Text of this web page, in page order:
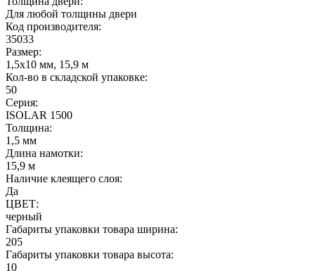
Для любой толщины двери
Код производителя:
35033
Размер:
1,5х10 мм, 15,9 м
Кол-во в складской упаковке:
50
Серия:
ISOLAR 1500
Толщина:
1,5 мм
Длина намотки:
15,9 м
Наличие клеящего слоя:
Да
ЦВЕТ:
черный
Габариты упаковки товара ширина:
205
Габариты упаковки товара высота:
10